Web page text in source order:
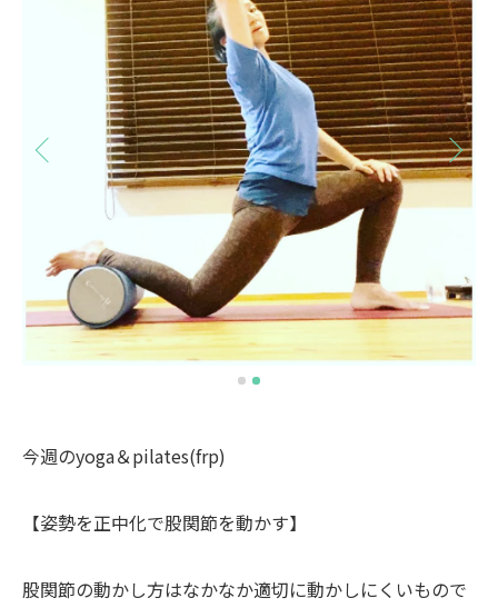
今週のyoga＆pilates(frp)
【姿勢を正中化で股関節を動かす】
股関節の動かし方はなかなか適切に動かしにくいもので